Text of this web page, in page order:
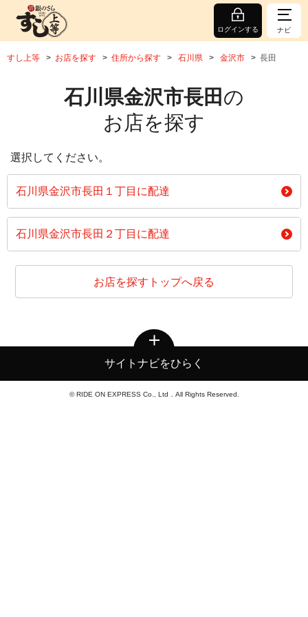
ログインする ナビ
すし上等 お店を探す 住所から探す 石川県 金沢市 長田
石川県金沢市長田 の
お店を探す
選択してください。
石川県金沢市長田１丁目に配達
石川県金沢市長田２丁目に配達
お店を探すトップへ戻る
サイトナビをひらく
© RIDE ON EXPRESS Co., Ltd．All Rights Reserved.